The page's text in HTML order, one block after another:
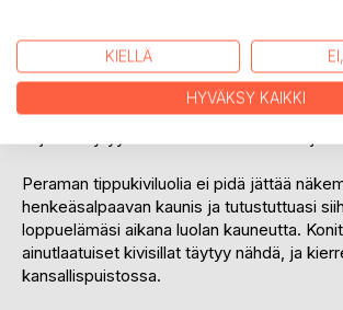
on nähty, voidaan lähteä seuraavaksi
jossa sijaitsee Butrintin arkeologinen alue.
nähtävyyksiä voi mennä miettimään
kahviloihin tai ravintoloihin. Uskonelämästä
Peraman tippukiviluolia ei pidä jättää
henkeäsalpaavan kaunis ja tutustuttuasi
loppuelämäsi aikana luolan kauneutta.
ainutlaatuiset kivisillat täytyy nähdä, ja
kansallispuistossa.
KIELLÄ
HYVÄKSY KAIKKI